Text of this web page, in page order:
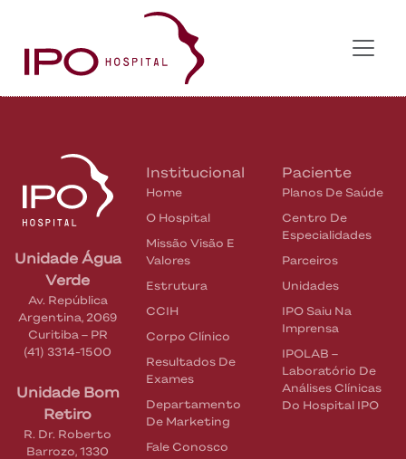
Unidade Água
Verde
Av. República
Argentina, 2069
Curitiba– PR
(41) 3314-1500
Unidade Bom
Retiro
R. Dr. Roberto
Barrozo, 1330
Institucional
Home
O Hospital
Missão Visão E
Valores
Estrutura
CCIH
Corpo Clínico
Resultados De
Exames
Departamento
De Marketing
Fale Conosco
Paciente
Planos De Saúde
Centro De
Especialidades
Parceiros
Unidades
IPO Saiu Na
Imprensa
IPOLAB –
Laboratório De
Análises Clínicas
Do Hospital IPO